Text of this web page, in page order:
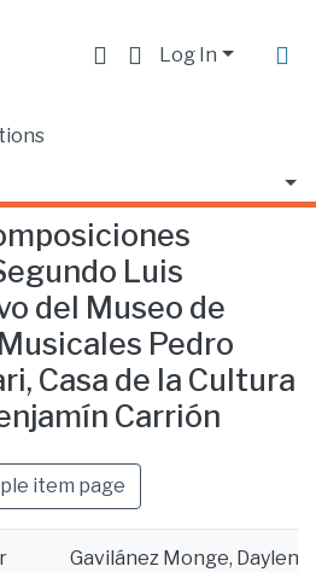
Log In
Luis
del Museo de
Pedro
Casa de la Cultura
Carrión
item page
Gavilánez Monge, Daylen